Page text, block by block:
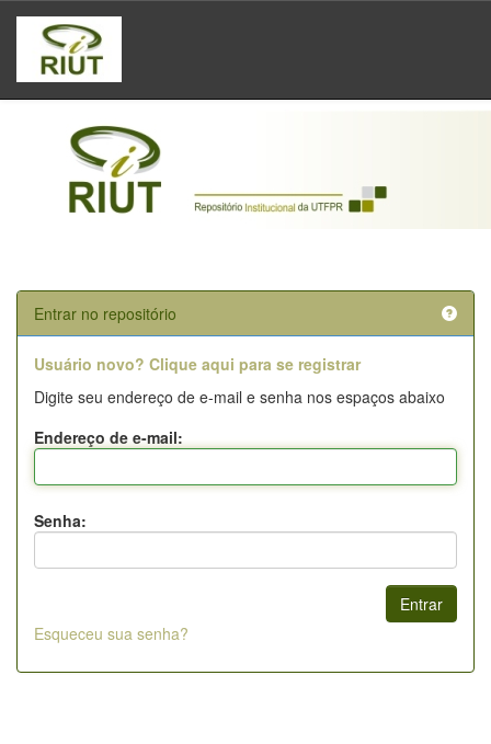
Skip
navigation
Entrar no repositório
Usuário novo? Clique aqui para se registrar
Digite seu endereço de e-mail e senha nos espaços abaixo
Endereço de e-mail:
Senha:
Esqueceu sua senha?